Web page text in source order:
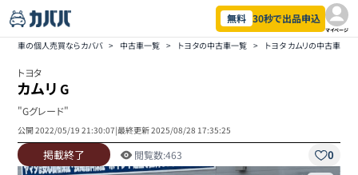
無料 30秒で出品申込
マイページ
車の個人売買ならカババ > 中古車一覧 > トヨタの中古車一覧 > トヨタ カムリの中古車一覧
トヨタ
カムリ G
"Gグレード"
公開2022/05/19 21:30:07|最終更新2025/08/28 17:35:25
掲載終了 閲覧数:463 0